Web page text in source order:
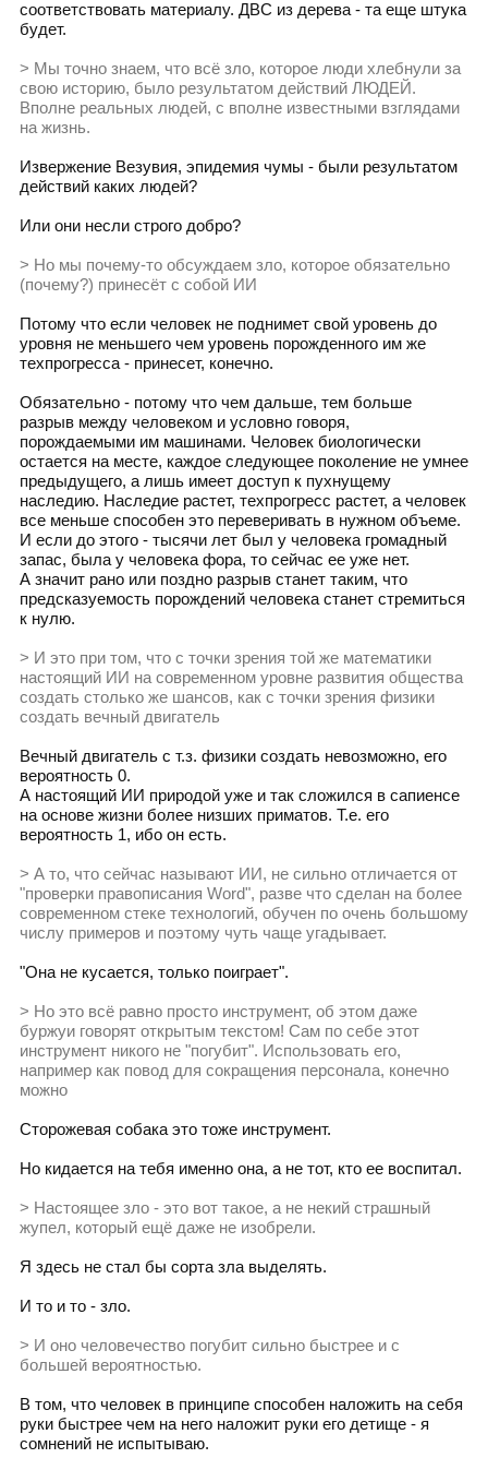
соответствовать материалу. ДВС из дерева - та еще штука
будет.
> Мы точно знаем, что всё зло, которое люди хлебнули за
свою историю, было результатом действий ЛЮДЕЙ.
Вполне реальных людей, с вполне известными взглядами
на жизнь.
Извержение Везувия, эпидемия чумы - были результатом
действий каких людей?
Или они несли строго добро?
> Но мы почему-то обсуждаем зло, которое обязательно
(почему?) принесёт с собой ИИ
Потому что если человек не поднимет свой уровень до
уровня не меньшего чем уровень порожденного им же
техпрогресса - принесет, конечно.
Обязательно - потому что чем дальше, тем больше
разрыв между человеком и условно говоря,
порождаемыми им машинами. Человек биологически
остается на месте, каждое следующее поколение не умнее
предыдущего, а лишь имеет доступ к пухнущему
наследию. Наследие растет, техпрогресс растет, а человек
все меньше способен это переверивать в нужном объеме.
И если до этого - тысячи лет был у человека громадный
запас, была у человека фора, то сейчас ее уже нет.
А значит рано или поздно разрыв станет таким, что
предсказуемость порождений человека станет стремиться
к нулю.
> И это при том, что с точки зрения той же математики
настоящий ИИ на современном уровне развития общества
создать столько же шансов, как с точки зрения физики
создать вечный двигатель
Вечный двигатель с т.з. физики создать невозможно, его
вероятность 0.
А настоящий ИИ природой уже и так сложился в сапиенсе
на основе жизни более низших приматов. Т.е. его
вероятность 1, ибо он есть.
> А то, что сейчас называют ИИ, не сильно отличается от
"проверки правописания Word", разве что сделан на более
современном стеке технологий, обучен по очень большому
числу примеров и поэтому чуть чаще угадывает.
"Она не кусается, только поиграет".
> Но это всё равно просто инструмент, об этом даже
буржуи говорят открытым текстом! Сам по себе этот
инструмент никого не "погубит". Использовать его,
например как повод для сокращения персонала, конечно
можно
Сторожевая собака это тоже инструмент.
Но кидается на тебя именно она, а не тот, кто ее воспитал.
> Настоящее зло - это вот такое, а не некий страшный
жупел, который ещё даже не изобрели.
Я здесь не стал бы сорта зла выделять.
И то и то - зло.
> И оно человечество погубит сильно быстрее и с
большей вероятностью.
В том, что человек в принципе способен наложить на себя
руки быстрее чем на него наложит руки его детище - я
сомнений не испытываю.